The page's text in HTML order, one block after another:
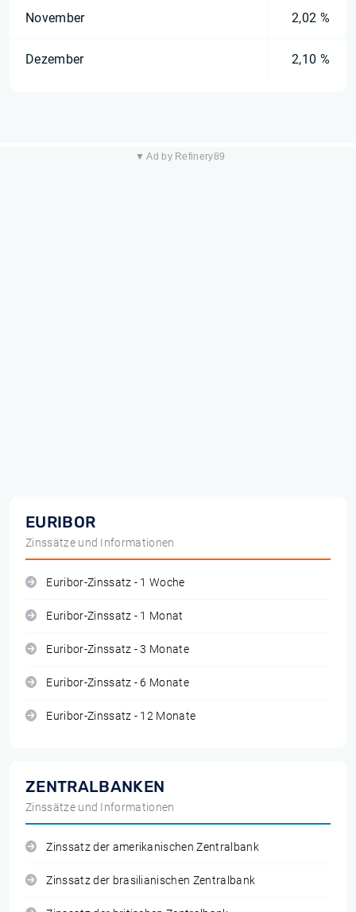
November 2,02 %
Dezember 2,10 %
▼ Ad by Refinery89
EURIBOR
Zinssätze und Informationen
Euribor-Zinssatz - 1 Woche
Euribor-Zinssatz - 1 Monat
Euribor-Zinssatz - 3 Monate
Euribor-Zinssatz - 6 Monate
Euribor-Zinssatz - 12 Monate
ZENTRALBANKEN
Zinssätze und Informationen
Zinssatz der amerikanischen Zentralbank
Zinssatz der brasilianischen Zentralbank